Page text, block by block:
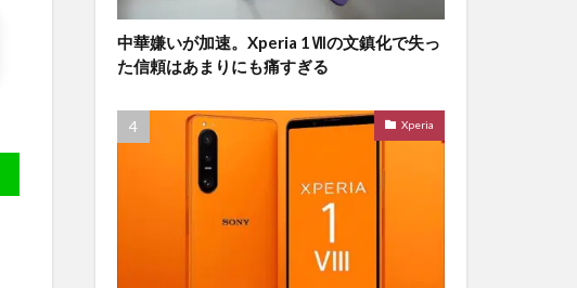
中華嫌いが加速。Xperia 1Ⅶの文鎮化で失っ
た信頼はあまりにも痛すぎる
Xperia